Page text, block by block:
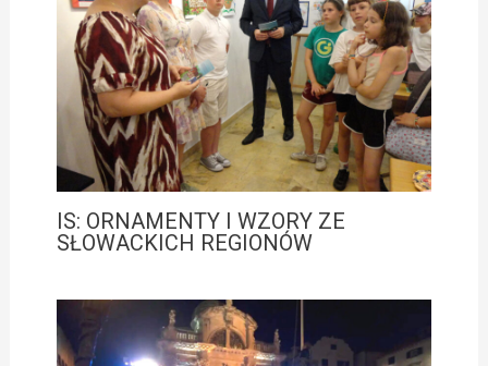
IS: ORNAMENTY I WZORY ZE
SŁOWACKICH REGIONÓW